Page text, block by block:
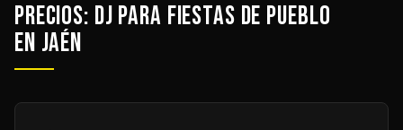
Precios: DJ para Fiestas de Pueblo
en Jaén